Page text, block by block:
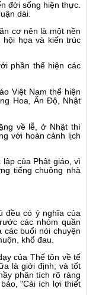
đời sống hiện thực.
dài.
cơ nên là một nền
hội họa và kiến trúc
phần thể hiện các
Việt Nam thể hiện
Hoa, Ấn Ðộ, Nhật
về lễ, ở Nhật thì
với hoàn cảnh lịch
của Phật giáo, vì
tiếng chuông nhà
đều có ý nghĩa của
các nhóm quần
các buổi nói chuyện
khổ đau.
của Thế tôn về tế
là giới định; và tốt
phân tích rõ ràng
"Cái ích lợi thiết